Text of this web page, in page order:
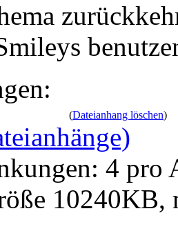
(Dateianhang löschen)
4 pro